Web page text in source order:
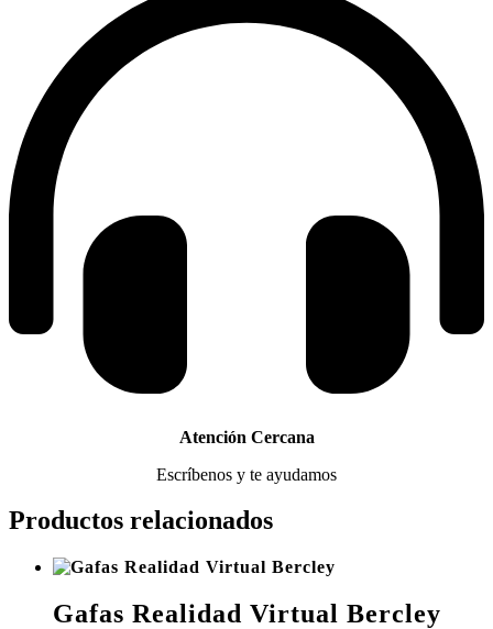
Atención Cercana
Escríbenos y te ayudamos
Productos relacionados
Gafas Realidad Virtual Bercley